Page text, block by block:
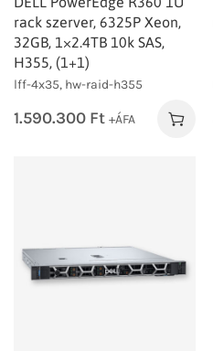
rack szerver, 6325P Xeon,
32GB, 1×2.4TB 10k SAS,
H355, (1+1)
lff-4x35, hw-raid-h355
1.590.300 Ft +ÁFA